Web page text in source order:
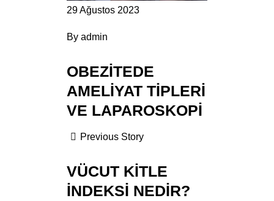
29 Ağustos 2023
By admin
OBEZITEDE
AMELIYAT TIPLERI
VE LAPAROSKOPI
Previous Story
VÜCUT KITLE
İNDEKSI NEDIR?